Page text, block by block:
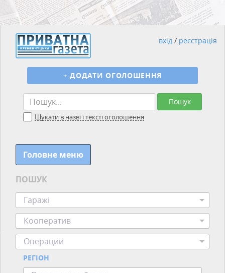
Пошук
Шукати в назві і тексті оголошення
+ ДОДАТИ ОГОЛОШЕННЯ
вхід / реєстрація
Головне меню
ПОШУК
Гаражі
Кооператив
Операции
РЕГІОН